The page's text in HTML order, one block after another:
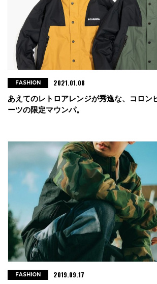
あえてのレトロアレンジが秀逸な、コロン
ーツの限定マウンパ。
FASHION 2021.01.08
FASHION 2019.09.17